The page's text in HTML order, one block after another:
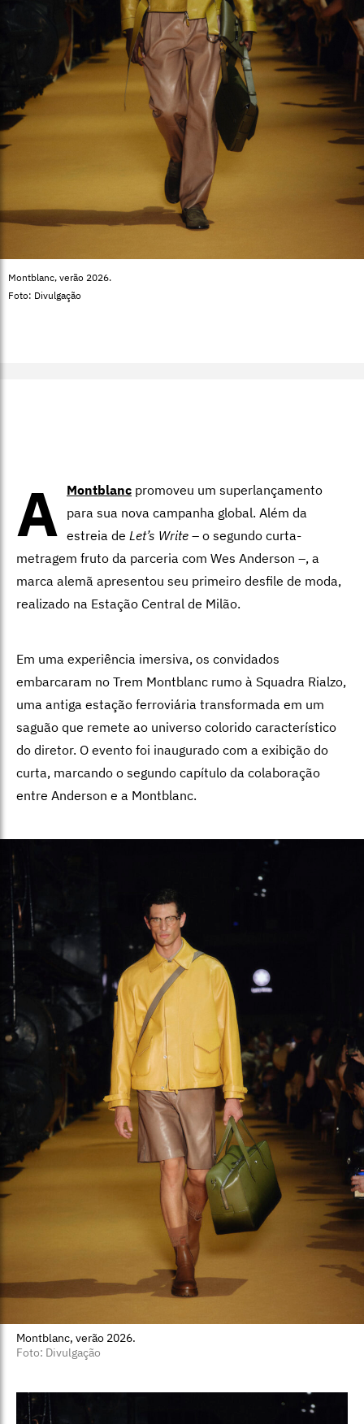
Montblanc, verão 2026.
Foto: Divulgação
A Montblanc promoveu um superlançamento
para sua nova campanha global. Além da
estreia de Let’s Write – o segundo curta-
metragem fruto da parceria com Wes Anderson –, a
marca alemã apresentou seu primeiro desfile de moda,
realizado na Estação Central de Milão.
Em uma experiência imersiva, os convidados
embarcaram no Trem Montblanc rumo à Squadra Rialzo,
uma antiga estação ferroviária transformada em um
saguão que remete ao universo colorido característico
do diretor. O evento foi inaugurado com a exibição do
curta, marcando o segundo capítulo da colaboração
entre Anderson e a Montblanc.
Montblanc, verão 2026.
Foto: Divulgação